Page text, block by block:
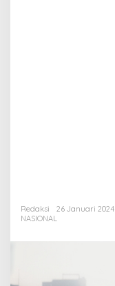
Redaksi
26 Januari 2024
NASIONAL